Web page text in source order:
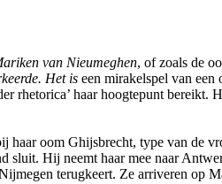
van Nieumeghen, of zoals de
Het is een mirakelspel van een
rhetorica’ haar hoogtepunt
oom Ghijsbrecht, type van de
sluit. Hij neemt haar mee naar
terugkeert. Ze arriveren op